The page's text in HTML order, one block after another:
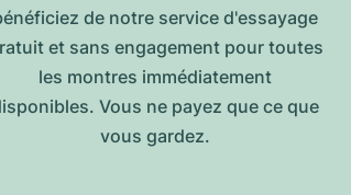
de notre service d'essayage
et sans engagement pour toutes
les montres immédiatement
Vous ne payez que ce que
vous gardez.